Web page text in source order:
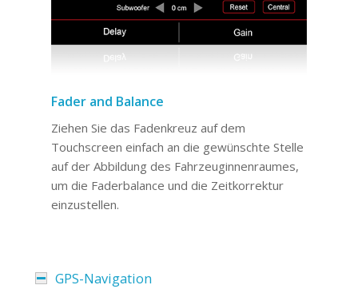
Fader and Balance
Ziehen Sie das Fadenkreuz auf dem
Touchscreen einfach an die gewünschte Stelle
auf der Abbildung des Fahrzeuginnenraumes,
um die Faderbalance und die Zeitkorrektur
einzustellen.
GPS-Navigation